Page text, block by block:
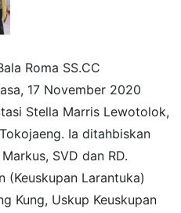
Roma SS.CC
17 November 2020
Stella Marris Lewotolok,
Ia ditahbiskan
SVD dan RD.
(Keuskupan Larantuka)
Kung, Uskup Keuskupan